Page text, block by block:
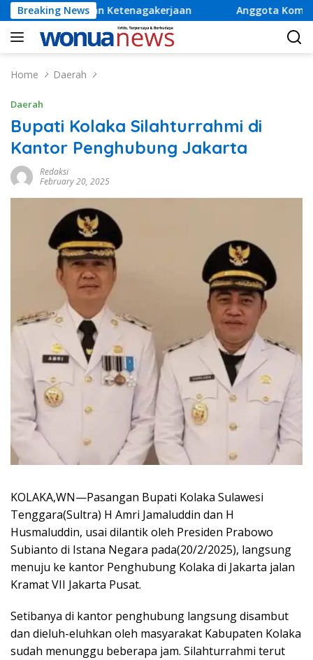
Skip
to
content
Breaking News Anggota Komisi V DPR RI H Ahmad
Home Daerah
Daerah
Bupati Kolaka Silahturrahmi di
Kantor Penghubung Jakarta
Redaksi
February 20, 2025
KOLAKA,WN—Pasangan Bupati Kolaka Sulawesi
Tenggara(Sultra) H Amri Jamaluddin dan H
Husmaluddin, usai dilantik oleh Presiden Prabowo
Subianto di Istana Negara pada(20/2/2025), langsung
menuju ke kantor Penghubung Kolaka di Jakarta jalan
Kramat VII Jakarta Pusat.
Setibanya di kantor penghubung langsung disambut
dan dieluh-eluhkan oleh masyarakat Kabupaten Kolaka
sudah menunggu beberapa jam. Silahturrahmi terut